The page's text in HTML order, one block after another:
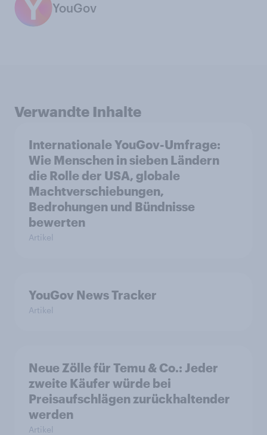
YouGov
Verwandte Inhalte
Internationale YouGov-Umfrage:
Wie Menschen in sieben Ländern
die Rolle der USA, globale
Machtverschiebungen,
Bedrohungen und Bündnisse
bewerten
Artikel
YouGov News Tracker
Artikel
Neue Zölle für Temu & Co.: Jeder
zweite Käufer würde bei
Preisaufschlägen zurückhaltender
werden
Artikel